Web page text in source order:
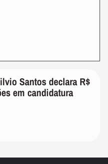
Santos declara R$
em candidatura